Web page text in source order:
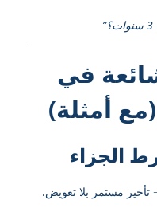
في
أمثلة)
مستمر بلا تعويض.